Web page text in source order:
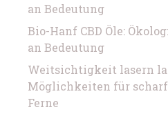
an Bedeutung
Bio-Hanf CBD Öle:
an Bedeutung
Weitsichtigkeit lasern
Möglichkeiten für
Ferne